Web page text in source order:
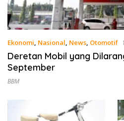
Ekonomi, Nasional, News, Otomotif
Deretan Mobil yang
September
BBM